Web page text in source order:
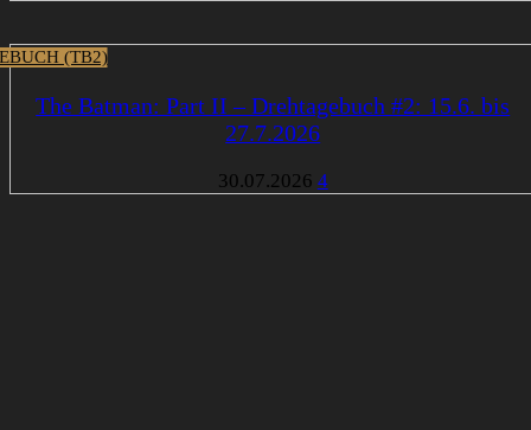
(TB2)
The Batman: Part II – Drehtagebuch #2: 15.6. bis
27.7.2026
30.07.2026 4